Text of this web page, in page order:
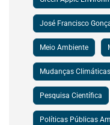
José Francisco
Meio Ambiente
Mudanças Climáticas
Pesquisa Científica
Políticas Públicas